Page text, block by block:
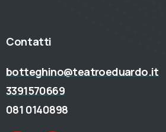
Contatti
botteghino@teatroeduardo.it
3391570669
081 0140898